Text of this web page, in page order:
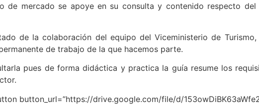
de mercado se apoye en su consulta y contenido respecto
de la colaboración del equipo del Viceministerio de
de trabajo de la que hacemos parte.
pues de forma didáctica y practica la guía resume los
button_url=”https://drive.google.com/file/d/